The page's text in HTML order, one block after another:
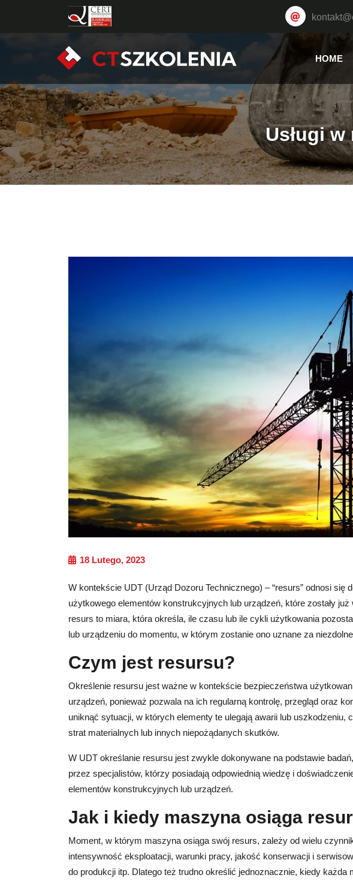
HOME
Usługi
18 Lutego, 2023
W kontekście UDT (Urząd Dozoru Technicznego) – “resurs” odnosi się
użytkowego elementów konstrukcyjnych lub urządzeń, które zostały
resurs to miara, która określa, ile czasu lub ile cykli użytkowania
lub urządzeniu do momentu, w którym zostanie ono uznane za
Czym jest resursu?
Określenie resursu jest ważne w kontekście bezpieczeństwa
urządzeń, ponieważ pozwala na ich regularną kontrolę, przegląd oraz
uniknąć sytuacji, w których elementy te ulegają awarii lub uszkodzeniu,
strat materialnych lub innych niepożądanych skutków.
W UDT określanie resursu jest zwykle dokonywane na podstawie
przez specjalistów, którzy posiadają odpowiednią wiedzę i
elementów konstrukcyjnych lub urządzeń.
Jak i kiedy maszyna osiąga
Moment, w którym maszyna osiąga swój resurs, zależy od wielu
intensywność eksploatacji, warunki pracy, jakość konserwacji i
do produkcji itp. Dlatego też trudno określić jednoznacznie, kiedy każda